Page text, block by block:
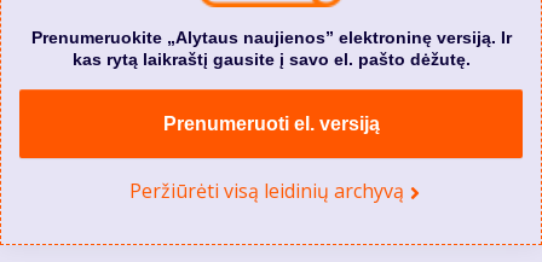
Prenumeruokite „Alytaus naujienos” elektroninę versiją. Ir
kas rytą laikraštį gausite į savo el. pašto dėžutę.
Prenumeruoti el. versiją
Peržiūrėti visą leidinių archyvą